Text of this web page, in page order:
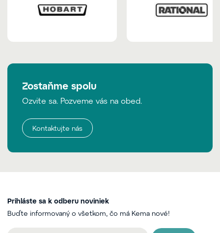
Zostaňme spolu
Ozvite sa. Pozveme vás na obed.
Kontaktujte nás
Prihláste sa k odberu noviniek
Buďte informovaný o všetkom, čo má Kema nové!